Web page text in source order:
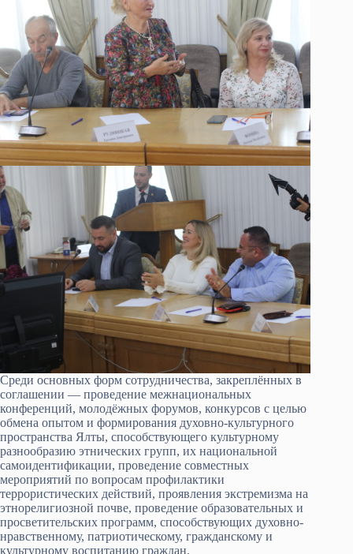
Среди основных форм сотрудничества, закреплённых в
соглашении — проведение межнациональных
конференций, молодёжных форумов, конкурсов с целью
обмена опытом и формирования духовно-культурного
пространства Ялты, способствующего культурному
разнообразию этнических групп, их национальной
самоидентификации, проведение совместных
мероприятий по вопросам профилактики
террористических действий, проявления экстремизма на
этнорелигиозной почве, проведение образовательных и
просветительских программ, способствующих духовно-
нравственному, патриотическому, гражданскому и
культурному воспитанию граждан.